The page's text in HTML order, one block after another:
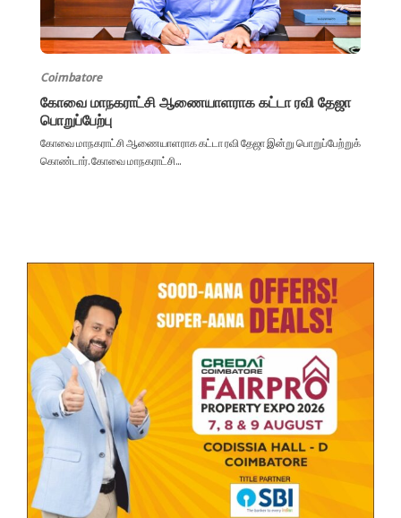
Coimbatore
கோவை மாநகராட்சி ஆணையாளராக கட்டா ரவி தேஜா
பொறுப்பேற்பு
கோவை மாநகராட்சி ஆணையாளராக கட்டா ரவி தேஜா இன்று பொறுப்பேற்றுக்
கொண்டார். கோவை மாநகராட்சி...